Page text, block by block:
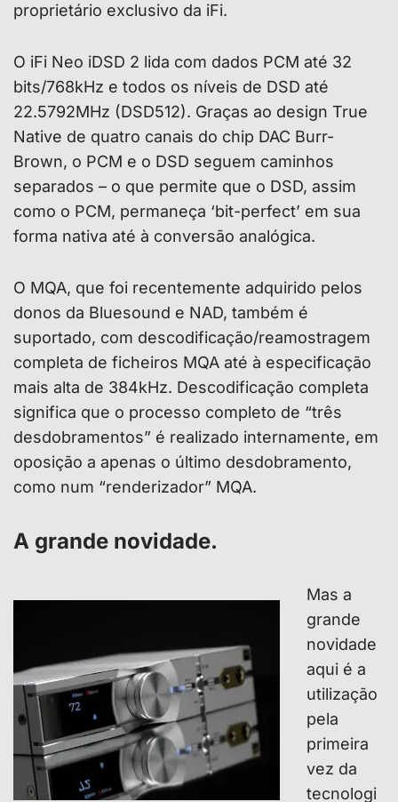
proprietário exclusivo da iFi.
O iFi Neo iDSD 2 lida com dados PCM até 32
bits/768kHz e todos os níveis de DSD até
22.5792MHz (DSD512). Graças ao design True
Native de quatro canais do chip DAC Burr-
Brown, o PCM e o DSD seguem caminhos
separados – o que permite que o DSD, assim
como o PCM, permaneça ‘bit-perfect’ em sua
forma nativa até à conversão analógica.
O MQA, que foi recentemente adquirido pelos
donos da Bluesound e NAD, também é
suportado, com descodificação/reamostragem
completa de ficheiros MQA até à especificação
mais alta de 384kHz. Descodificação completa
significa que o processo completo de “três
desdobramentos” é realizado internamente, em
oposição a apenas o último desdobramento,
como num “renderizador” MQA.
A grande novidade.
Mas a
grande
novidade
aqui é a
utilização
pela
primeira
vez da
tecnologi